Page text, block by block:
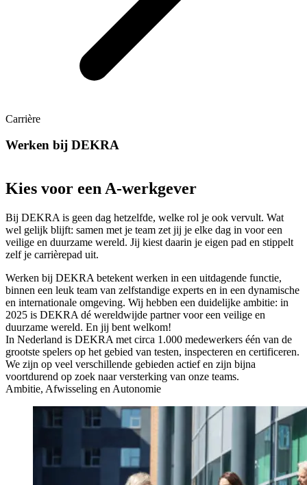
Carrière
Werken bij DEKRA
Kies voor een A-werkgever
Bij DEKRA is geen dag hetzelfde, welke rol je ook vervult. Wat
wel gelijk blijft: samen met je team zet jij je elke dag in voor een
veilige en duurzame wereld. Jij kiest daarin je eigen pad en stippelt
zelf je carrièrepad uit.
Werken bij DEKRA betekent werken in een uitdagende functie,
binnen een leuk team van zelfstandige experts en in een dynamische
en internationale omgeving. Wij hebben een duidelijke ambitie: in
2025 is DEKRA dé wereldwijde partner voor een veilige en
duurzame wereld. En jij bent welkom!
In Nederland is DEKRA met circa 1.000 medewerkers één van de
grootste spelers op het gebied van testen, inspecteren en certificeren.
We zijn op veel verschillende gebieden actief en zijn bijna
voortdurend op zoek naar versterking van onze teams.
Ambitie, Afwisseling en Autonomie